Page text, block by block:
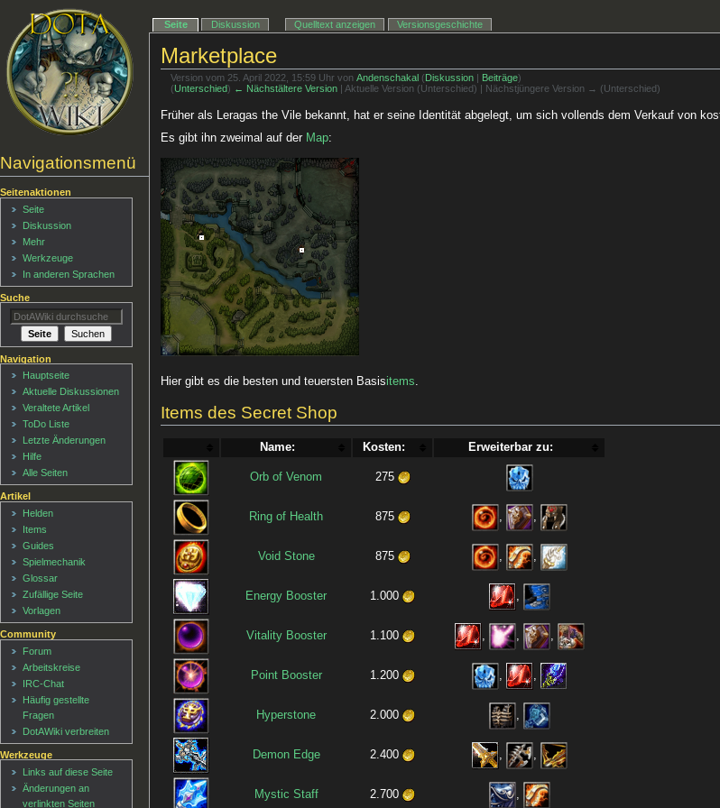
Marketplace
Version vom 25. April 2022, 15:59 Uhr von Andenschakal (Diskussion | Beiträge)
(Unterschied) ← Nächstältere Version | Aktuelle Version (Unterschied) | Nächstjüngere Version → (Unterschied)
Früher als Leragas the Vile bekannt, hat er seine Identität abgelegt, um sich vollends dem Verkauf von
Es gibt ihn zweimal auf der Map:
Hier gibt es die besten und teuersten Basisitems
Items des Secret Shop
Name: Kosten: Erweiterbar zu:
Orb of Venom 275
Ring of Health 875 , ,
Void Stone 875 , ,
Energy Booster 1.000 ,
Vitality Booster 1.100 , , ,
Point Booster 1.200 , ,
Hyperstone 2.000 ,
Demon Edge 2.400 , ,
Mystic Staff 2.700 ,
Navigationsmenü
Seite Diskussion Quelltext anzeigen Versionsgeschichte
Seitenaktionen
Seite
Diskussion
Mehr
Werkzeuge
In anderen Sprachen
Suche
Navigation
Hauptseite
Aktuelle Diskussionen
Veraltete Artikel
ToDo Liste
Letzte Änderungen
Hilfe
Alle Seiten
Artikel
Helden
Items
Guides
Spielmechanik
Glossar
Zufällige Seite
Vorlagen
Community
Forum
Arbeitskreise
IRC-Chat
Häufig gestellte
Fragen
DotAWiki verbreiten
Werkzeuge
Links auf diese Seite
Änderungen an
verlinkten Seiten